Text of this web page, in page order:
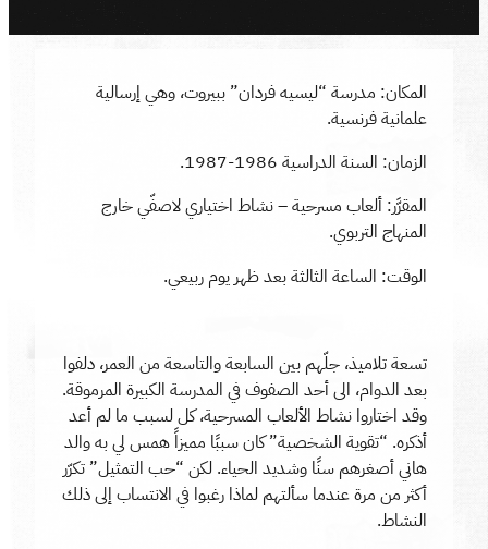
المكان: مدرسة “ليسيه فردان” ببيروت، وهي إرسالية
علمانية فرنسية.
الزمان: السنة الدراسية 1986-1987.
المقرَّر: ألعاب مسرحية – نشاط اختياري لاصفّي خارج
المنهاج التربوي.
الوقت: الساعة الثالثة بعد ظهر يوم ربيعي.
تسعة تلاميذ، جلّهم بين السابعة والتاسعة من العمر، دلفوا
بعد الدوام، الى أحد الصفوف في المدرسة الكبيرة المرموقة.
وقد اختاروا نشاط الألعاب المسرحية، كل لسبب ما لم أعد
أذكره. “تقوية الشخصية” كان سببًا مميزاً همس لي به والد
هاني أصغرهم سنًا وشديد الحياء. لكن “حب التمثيل” تكرّر
أكثر من مرة عندما سألتهم لماذا رغبوا في الانتساب إلى ذلك
النشاط.